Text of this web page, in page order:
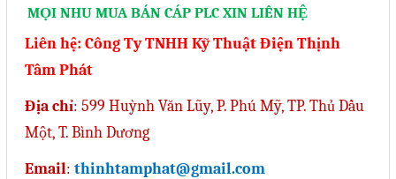
MỌI NHU MUA BÁN CÁP PLC XIN LIÊN HỆ
Liên hệ: Công Ty TNHH Kỹ Thuật Điện Thịnh
Tâm Phát
Địa chỉ: 599 Huỳnh Văn Lũy, P. Phú Mỹ, TP. Thủ Dầu
Một, T. Bình Dương
Email: thinhtamphat@gmail.com
Mail